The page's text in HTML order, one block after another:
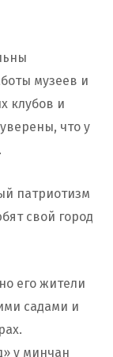
музеев и
клубов и
что у
патриотизм
свой город
его жители
садами и
у минчан